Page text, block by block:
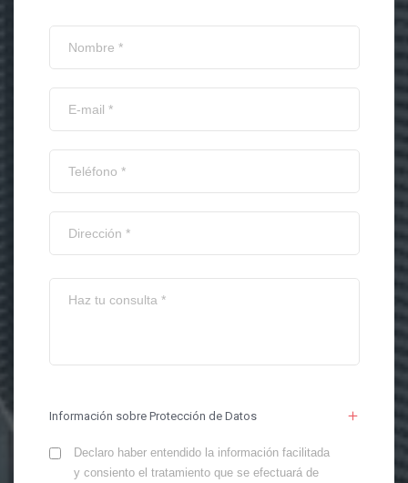
Información sobre Protección de Datos
Declaro haber entendido la información facilitada
y consiento el tratamiento que se efectuará de